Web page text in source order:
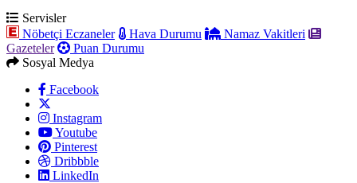
Servisler
Nöbetçi Eczaneler
Hava Durumu
Namaz Vakitleri
Gazeteler
Puan Durumu
Sosyal Medya
Facebook
Instagram
Youtube
Pinterest
Dribbble
LinkedIn